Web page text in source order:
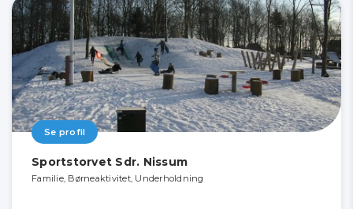
Se profil
Sportstorvet Sdr. Nissum
Familie, Børneaktivitet, Underholdning